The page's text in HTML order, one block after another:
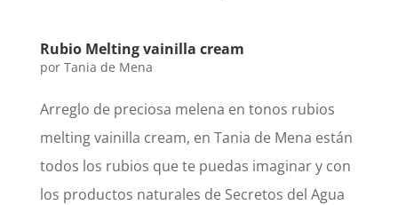
Rubio Melting vainilla cream
por Tania de Mena
Arreglo de preciosa melena en tonos rubios
melting vainilla cream, en Tania de Mena están
todos los rubios que te puedas imaginar y con
los productos naturales de Secretos del Agua